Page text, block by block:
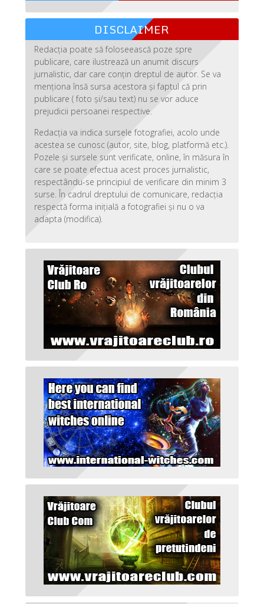
DISCLAIMER
Redacția poate să foloseească poze spre
publicare, care ilustrează un anumit discurs
jurnalistic, dar care conțin dreptul de autor. Se va
menționa însă sursa acestora și faptul că prin
publicare ( foto și/sau text) nu se vor aduce
prejudicii persoanei respective.
Redacția va indica sursele fotografiei, acolo unde
acestea se cunosc (autor, site, blog, platformă etc.).
Pozele și sursele sunt verificate, online, în măsura în
care se poate efectua acest proces jurnalistic,
respectându-se principiul de verificare din minim 3
surse. În cadrul dreptului de comunicare, redacția
respectă forma inițială a fotografiei și nu o va
adapta (modifica).